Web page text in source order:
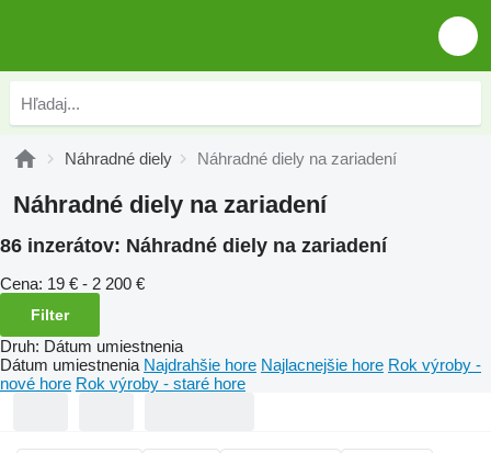
Náhradné diely Náhradné diely na zariadení
Náhradné diely na zariadení
86 inzerátov: Náhradné diely na zariadení
Cena: 19 € - 2 200 €
Filter
Druh: Dátum umiestnenia
Dátum umiestnenia Najdrahšie hore Najlacnejšie hore Rok výroby -
nové hore Rok výroby - staré hore